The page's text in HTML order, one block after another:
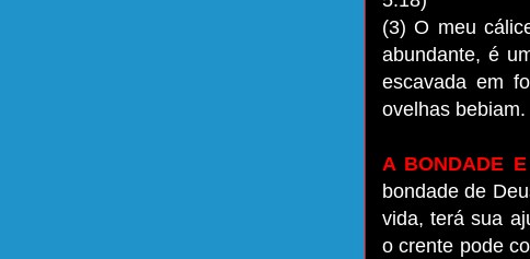
(3) O meu
abundante, é
escavada em
ovelhas bebiam.
A BONDADE
bondade de
vida, terá sua
o crente pode